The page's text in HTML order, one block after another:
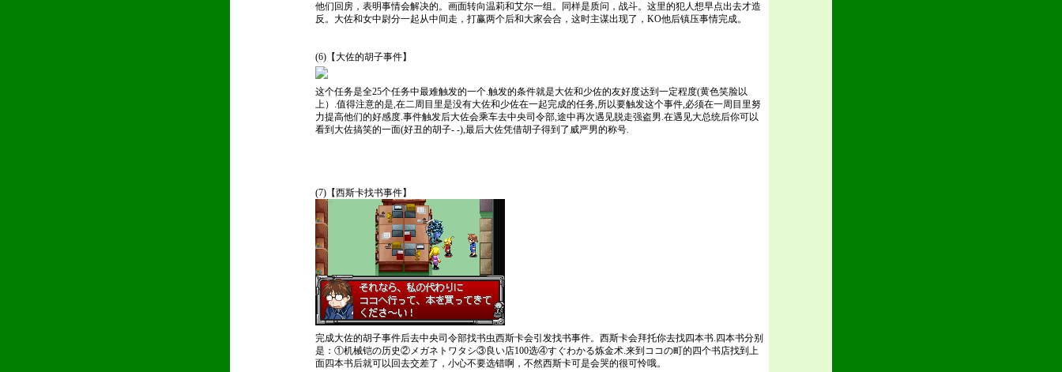
他们回房，表明事情会解决的。画面转向温莉和艾尔一组。同样是质问，战斗。这里的犯人想早点出去才造
反。大佐和女中尉分一起从中间走，打赢两个后和大家会合，这时主谋出现了，KO他后镇压事情完成。
(6)【大佐的胡子事件】
这个任务是全25个任务中最难触发的一个.触发的条件就是大佐和少佐的友好度达到一定程度(黄色笑脸以
上）.值得注意的是,在二周目里是没有大佐和少佐在一起完成的任务,所以要触发这个事件,必须在一周目里努
力提高他们的好感度.事件触发后大佐会乘车去中央司令部,途中再次遇见脱走强盗男.在遇见大总统后你可以
看到大佐搞笑的一面(好丑的胡子- -),最后大佐凭借胡子得到了威严男的称号.
(7)【西斯卡找书事件】
完成大佐的胡子事件后去中央司令部找书虫西斯卡会引发找书事件。西斯卡会拜托你去找四本书.四本书分别
是：①机械铠の历史②メガネトワタシ③良い店100选④すぐわかる炼金术.来到ココの町的四个书店找到上
面四本书后就可以回去交差了，小心不要选错啊，不然西斯卡可是会哭的很可怜哦。